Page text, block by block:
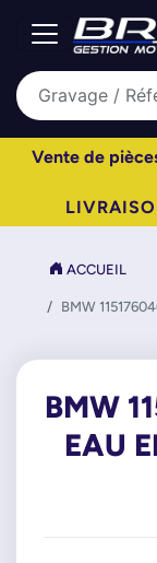
Vente de
ACCUEIL
BMW
BMW
EAU